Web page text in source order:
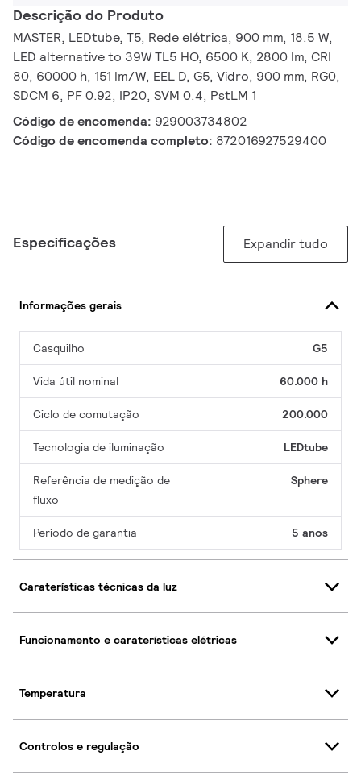
Descrição do Produto
MASTER, LEDtube, T5, Rede elétrica, 900 mm, 18.5 W,
LED alternative to 39W TL5 HO, 6500 K, 2800 lm, CRI
80, 60000 h, 151 lm/W, EEL D, G5, Vidro, 900 mm, RG0,
SDCM 6, PF 0.92, IP20, SVM 0.4, PstLM 1
Código de encomenda: 929003734802
Código de encomenda completo: 872016927529400
Especificações Expandir tudo
Informações gerais
Casquilho G5
Vida útil nominal 60.000 h
Ciclo de comutação 200.000
Tecnologia de iluminação LEDtube
Referência de medição de
fluxo
Sphere
Período de garantia 5 anos
Caraterísticas técnicas da luz
Funcionamento e caraterísticas elétricas
Temperatura
Controlos e regulação